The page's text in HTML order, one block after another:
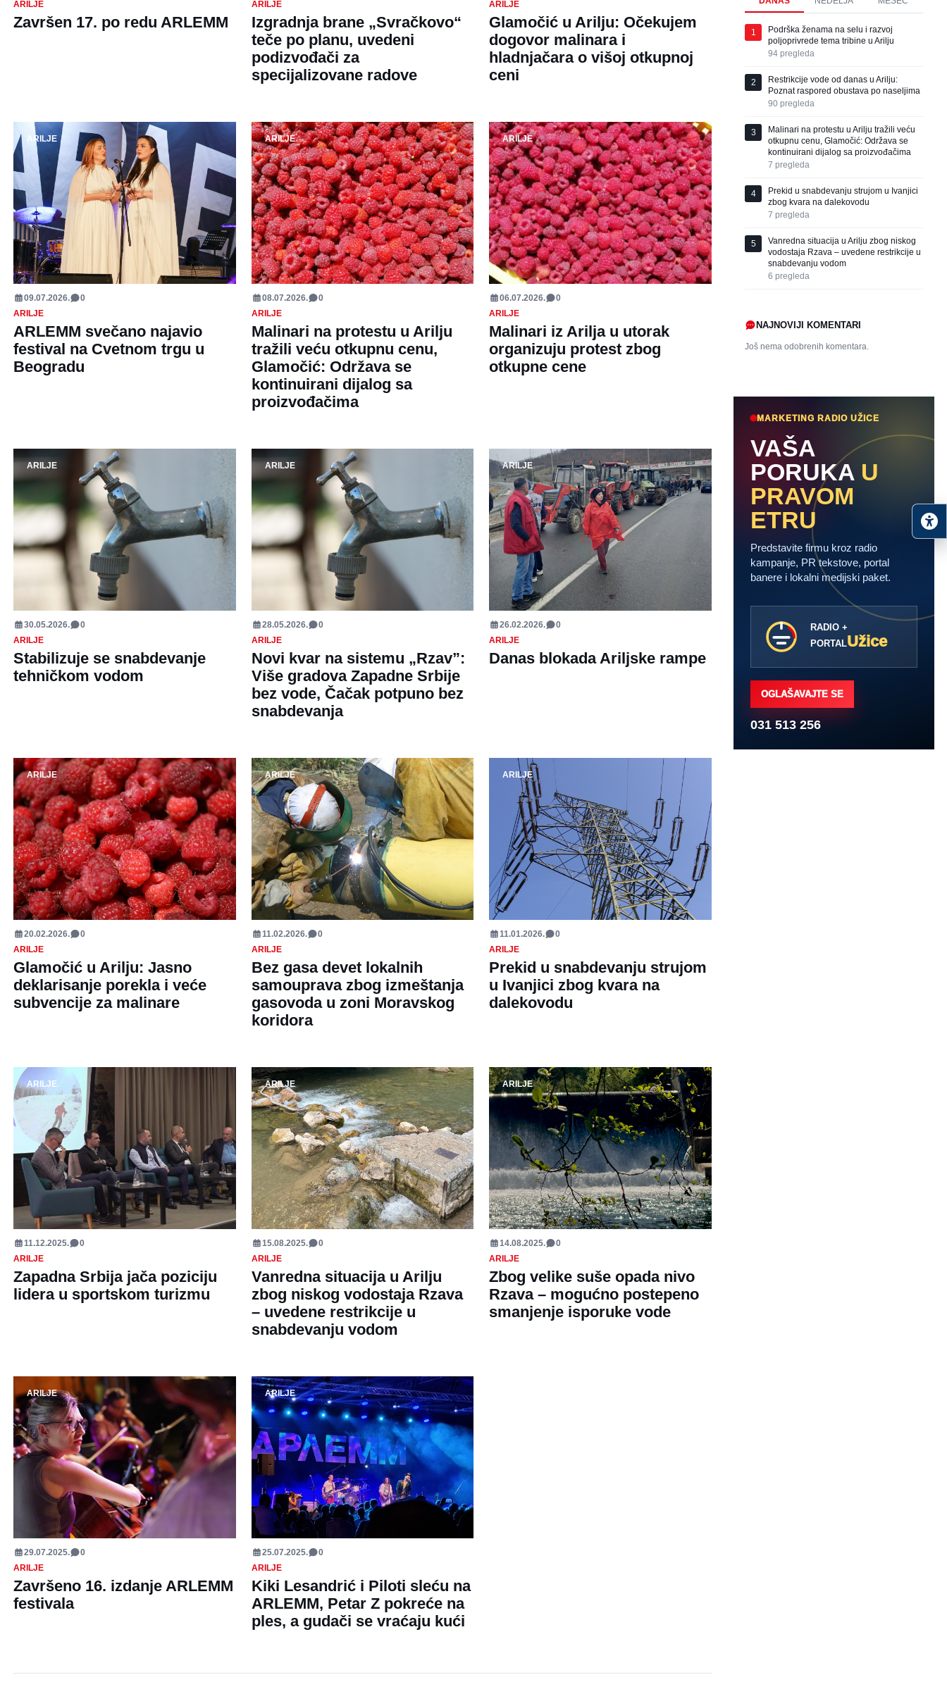
ARILJE
Završen 17. po redu ARLEMM
ARILJE
Izgradnja brane „Svračkovo“
teče po planu, uvedeni
podizvođači za
specijalizovane radove
ARILJE
Glamočić u Arilju: Očekujem
dogovor malinara i
hladnjačara o višoj otkupnoj
ceni
ARILJE
09.07.2026.
0
ARILJE
ARLEMM svečano najavio
festival na Cvetnom trgu u
Beogradu
ARILJE
08.07.2026.
0
ARILJE
Malinari na protestu u Arilju
tražili veću otkupnu cenu,
Glamočić: Održava se
kontinuirani dijalog sa
proizvođačima
ARILJE
06.07.2026.
0
ARILJE
Malinari iz Arilja u utorak
organizuju protest zbog
otkupne cene
ARILJE
30.05.2026.
0
ARILJE
Stabilizuje se snabdevanje
tehničkom vodom
ARILJE
28.05.2026.
0
ARILJE
Novi kvar na sistemu „Rzav”:
Više gradova Zapadne Srbije
bez vode, Čačak potpuno bez
snabdevanja
ARILJE
26.02.2026.
0
ARILJE
Danas blokada Ariljske rampe
ARILJE
20.02.2026.
0
ARILJE
Glamočić u Arilju: Jasno
deklarisanje porekla i veće
subvencije za malinare
ARILJE
11.02.2026.
0
ARILJE
Bez gasa devet lokalnih
samouprava zbog izmeštanja
gasovoda u zoni Moravskog
koridora
ARILJE
11.01.2026.
0
ARILJE
Prekid u snabdevanju strujom
u Ivanjici zbog kvara na
dalekovodu
ARILJE
11.12.2025.
0
ARILJE
Zapadna Srbija jača poziciju
lidera u sportskom turizmu
ARILJE
15.08.2025.
0
ARILJE
Vanredna situacija u Arilju
zbog niskog vodostaja Rzava
– uvedene restrikcije u
snabdevanju vodom
ARILJE
14.08.2025.
0
ARILJE
Zbog velike suše opada nivo
Rzava – mogućno postepeno
smanjenje isporuke vode
ARILJE
29.07.2025.
0
ARILJE
Završeno 16. izdanje ARLEMM
festivala
ARILJE
25.07.2025.
0
ARILJE
Kiki Lesandrić i Piloti sleću na
ARLEMM, Petar Z pokreće na
ples, a gudači se vraćaju kući
1
Podrška ženama na selu i razvoj
poljoprivrede tema tribine u Arilju
94 pregleda
2
Restrikcije vode od danas u Arilju:
Poznat raspored obustava po naseljima
90 pregleda
3
Malinari na protestu u Arilju tražili veću
otkupnu cenu, Glamočić: Održava se
kontinuirani dijalog sa proizvođačima
7 pregleda
4
Prekid u snabdevanju strujom u Ivanjici
zbog kvara na dalekovodu
7 pregleda
5
Vanredna situacija u Arilju zbog niskog
vodostaja Rzava – uvedene restrikcije u
snabdevanju vodom
6 pregleda
NAJNOVIJI KOMENTARI
Još nema odobrenih komentara.
MARKETING RADIO UŽICE
VAŠA
PORUKA U
PRAVOM
ETRU
Predstavite firmu kroz radio
kampanje, PR tekstove, portal
banere i lokalni medijski paket.
RADIO +
PORTALUžice
OGLAŠAVAJTE SE
031 513 256